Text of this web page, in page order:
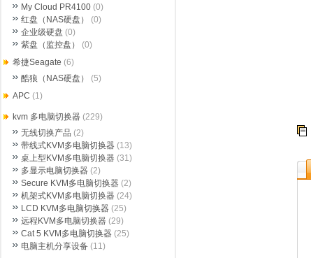
My Cloud PR4100 (0)
红盘（NAS硬盘）
(0)
企业级硬盘 (0)
紫盘（监控盘）
(0)
希捷Seagate (6)
酷狼（NAS硬盘）
(5)
APC (1)
kvm 多电脑切换器 (229)
无线切换产品 (2)
带线式KVM多电脑切换器 (13)
桌上型KVM多电脑切换器 (31)
多显示电脑切换器 (2)
Secure KVM多电脑切换器 (2)
机架式KVM多电脑切换器 (24)
LCD KVM多电脑切换器 (25)
远程KVM多电脑切换器 (29)
Cat 5 KVM多电脑切换器 (25)
电脑主机分享设备 (11)